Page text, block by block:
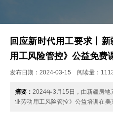
回应新时代用工要求丨
用工风险管控》公益免费
发布日期：2024-03-15 阅读量：
摘要：2024年3月15日，由新疆房
业劳动用工风险管控》公益培训在